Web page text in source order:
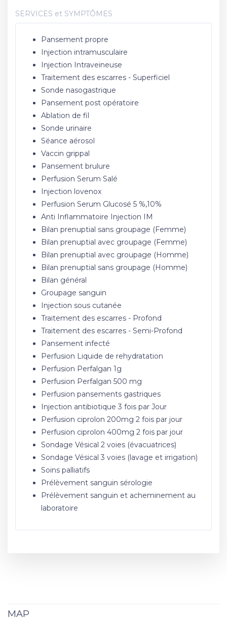
SERVICES et SYMPTÔMES
Pansement propre
Injection intramusculaire
Injection Intraveineuse
Traitement des escarres - Superficiel
Sonde nasogastrique
Pansement post opératoire
Ablation de fil
Sonde urinaire
Séance aérosol
Vaccin grippal
Pansement brulure
Perfusion Serum Salé
Injection lovenox
Perfusion Serum Glucosé 5 %,10%
Anti Inflammatoire Injection IM
Bilan prenuptial sans groupage (Femme)
Bilan prenuptial avec groupage (Femme)
Bilan prenuptial avec groupage (Homme)
Bilan prenuptial sans groupage (Homme)
Bilan général
Groupage sanguin
Injection sous cutanée
Traitement des escarres - Profond
Traitement des escarres - Semi-Profond
Pansement infecté
Perfusion Liquide de rehydratation
Perfusion Perfalgan 1g
Perfusion Perfalgan 500 mg
Perfusion pansements gastriques
Injection antibiotique 3 fois par Jour
Perfusion ciprolon 200mg 2 fois par jour
Perfusion ciprolon 400mg 2 fois par jour
Sondage Vésical 2 voies (évacuatrices)
Sondage Vésical 3 voies (lavage et irrigation)
Soins palliatifs
Prélèvement sanguin sérologie
Prélèvement sanguin et acheminement au
laboratoire
MAP